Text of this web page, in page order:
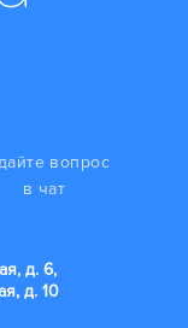
вопрос
в чат
д. 6,
д. 10